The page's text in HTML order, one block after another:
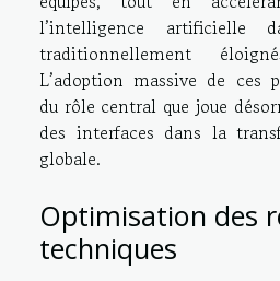
l’intelligence artificielle
traditionnellement
L’adoption massive de ces
du rôle central que joue
des interfaces dans la
globale.
Optimisation des
techniques